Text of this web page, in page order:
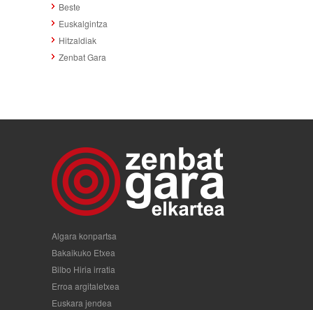
Beste
Euskalgintza
Hitzaldiak
Zenbat Gara
Algara konpartsa
Bakaikuko Etxea
Bilbo Hiria irratia
Erroa argitaletxea
Euskara jendea